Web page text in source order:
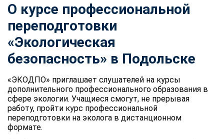
О курсе профессиональной
переподготовки
«Экологическая
безопасность» в Подольске
«ЭКОДПО» приглашает слушателей на курсы
дополнительного профессионального образования в
сфере экологии. Учащиеся смогут, не прерывая
работу, пройти курс профессиональной
переподготовки на эколога в дистанционном
формате.